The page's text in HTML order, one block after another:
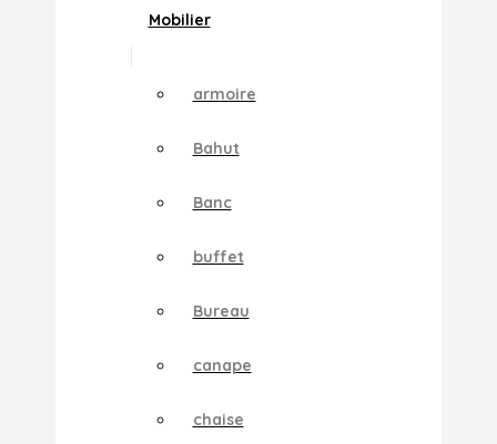
Mobilier
armoire
Bahut
Banc
buffet
Bureau
canape
chaise